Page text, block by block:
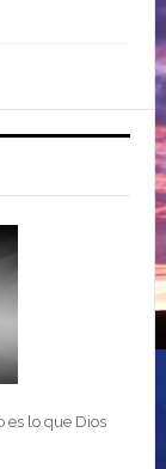
es lo que Dios